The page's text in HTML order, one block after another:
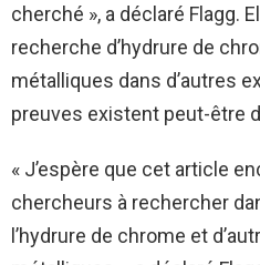
cherché », a déclaré Flagg.
recherche d’hydrure de
métalliques dans d’autres
preuves existent peut-être
« J’espère que cet article
chercheurs à rechercher
l’hydrure de chrome et